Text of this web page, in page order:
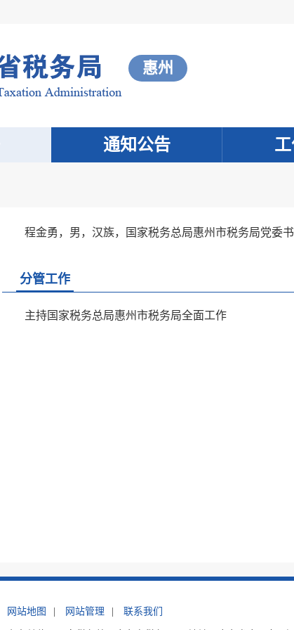
惠州
通知公告
程金勇，男，汉族，国家税务总局惠州市税务局党委
分管工作
主持国家税务总局惠州市税务局全面工作
网站地图 网站管理 联系我们